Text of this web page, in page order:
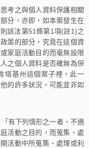
之與個人資料保護相關
分，亦即，如本案發生在
該法第51條第1項(註1)之
策的部分，究竟在這個資
家庭活動目的而毫無設限
之個人資料是否確無為保
塔基州這個案子裡，此一
的許多狀況，可能並非如
有下列情形之一者，不適
活動之目的，而蒐集、處
活動中所蒐集、處理或利